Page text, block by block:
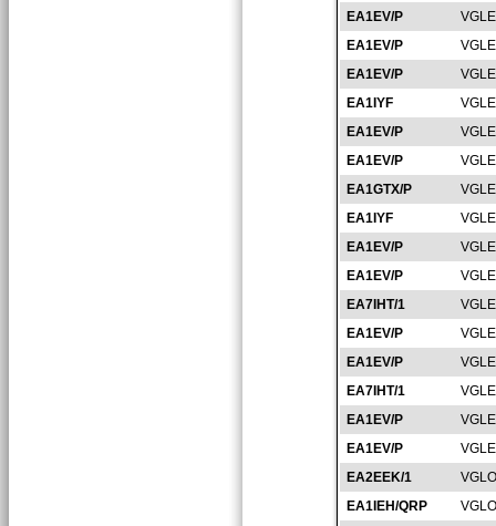
EA1EV/P
EA1EV/P
EA1EV/P
EA1IYF
EA1EV/P
EA1EV/P
EA1GTX/P
EA1IYF
EA1EV/P
EA1EV/P
EA7IHT/1
EA1EV/P
EA1EV/P
EA7IHT/1
EA1EV/P
EA1EV/P
EA2EEK/1
EA1IEH/QRP